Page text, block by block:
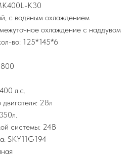
K30
с водяным охлаждением
охлаждение с наддувом
во: 125*145*6
л.с.
28л
системы: 24В
SKY11G194